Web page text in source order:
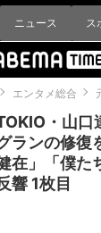
ニュース ス
エンタメ総合
・山口
ランの修復
在」「僕た
響 1枚目